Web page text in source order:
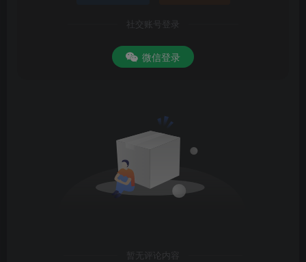
社交账号登录
微信登录
暂无评论内容